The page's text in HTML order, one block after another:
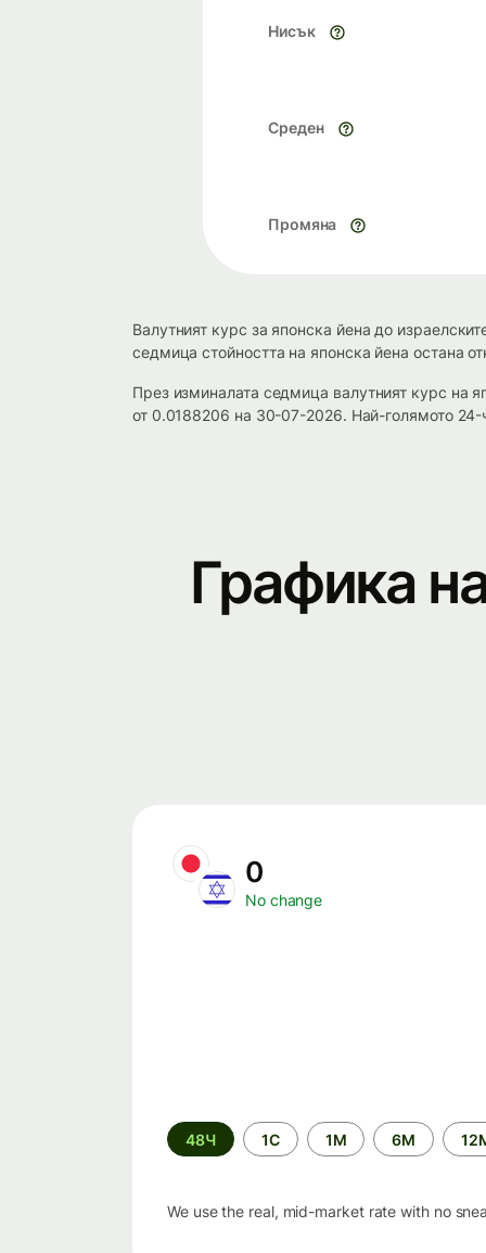
Нисък
Среден
Промяна
Валутният курс за японска йена до
седмица стойността на японска йена остана
През изминалата седмица валутният курс
от 0.0188206 на 30-07-2026. Най-голямото 24-
Графика
0
No change
Time
period
48Ч 1С 1М 6М
We use the real, mid-market rate with no